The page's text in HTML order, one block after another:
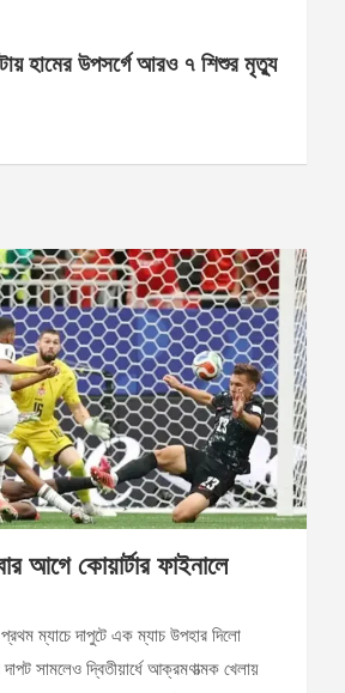
হামের উপসর্গে আরও ৭ শিশুর মৃত্যু
আগে কোয়ার্টার ফাইনালে
ম্যাচে দাপুটে এক ম্যাচ উপহার দিলো
সামলেও দ্বিতীয়ার্ধে আক্রমণাত্মক খেলায়